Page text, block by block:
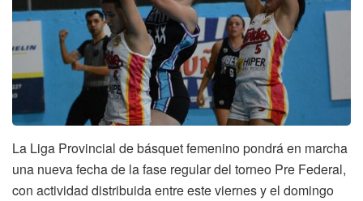
La Liga Provincial de básquet femenino pondrá en marcha
una nueva fecha de la fase regular del torneo Pre Federal,
con actividad distribuida entre este viernes y el domingo